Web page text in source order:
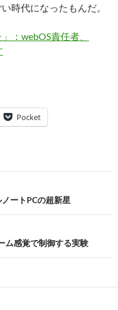
時代になったもんだ。
：webOS責任者、
Pocket
ートPCの超新星
ム感覚で制御する実験